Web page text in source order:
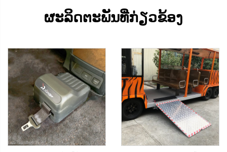
ຜະລິດຕະພັນທີ່ກ່ຽວຂ້ອງ